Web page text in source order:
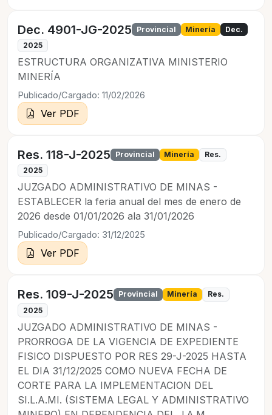
Dec. 4901-JG-2025 Provincial Minería
Dec.
2025
ESTRUCTURA ORGANIZATIVA MINISTERIO
MINERÍA
Publicado/Cargado: 11/02/2026
Ver PDF
Res. 118-J-2025 Provincial Minería
Res.
2025
JUZGADO ADMINISTRATIVO DE MINAS -
ESTABLECER la feria anual del mes de enero de
2026 desde 01/01/2026 ala 31/01/2026
Publicado/Cargado: 31/12/2025
Ver PDF
Res. 109-J-2025 Provincial Minería
Res.
2025
JUZGADO ADMINISTRATIVO DE MINAS -
PRORROGA DE LA VIGENCIA DE EXPEDIENTE
FISICO DISPUESTO POR RES 29-J-2025 HASTA
EL DIA 31/12/2025 COMO NUEVA FECHA DE
CORTE PARA LA IMPLEMENTACION DEL
SI.L.A.MI. (SISTEMA LEGAL Y ADMINISTRATIVO